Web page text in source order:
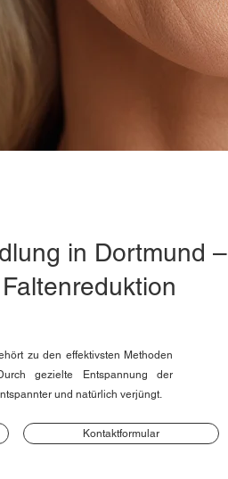
in Dortmund –
zu den effektivsten Methoden
gezielte Entspannung der
und natürlich verjüngt.
Kontaktformular